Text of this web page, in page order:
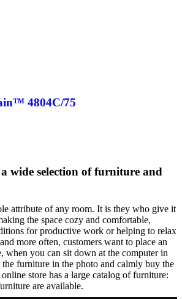
4804C/75
wide selection of furniture and
attribute of any room. It is they who give it
the space cozy and comfortable,
for productive work or helping to relax
more often, customers want to place an
when you can sit down at the computer in
furniture in the photo and calmly buy the
store has a large catalog of furniture:
are available.